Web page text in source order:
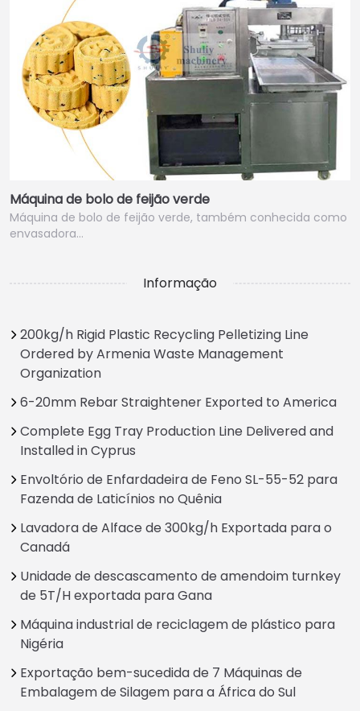
Máquina de bolo de feijão verde
Máquina de bolo de feijão verde, também conhecida como
envasadora…
Informação
200kg/h Rigid Plastic Recycling Pelletizing Line
Ordered by Armenia Waste Management
Organization
6-20mm Rebar Straightener Exported to America
Complete Egg Tray Production Line Delivered and
Installed in Cyprus
Envoltório de Enfardadeira de Feno SL-55-52 para
Fazenda de Laticínios no Quênia
Lavadora de Alface de 300kg/h Exportada para o
Canadá
Unidade de descascamento de amendoim turnkey
de 5T/H exportada para Gana
Máquina industrial de reciclagem de plástico para
Nigéria
Exportação bem-sucedida de 7 Máquinas de
Embalagem de Silagem para a África do Sul